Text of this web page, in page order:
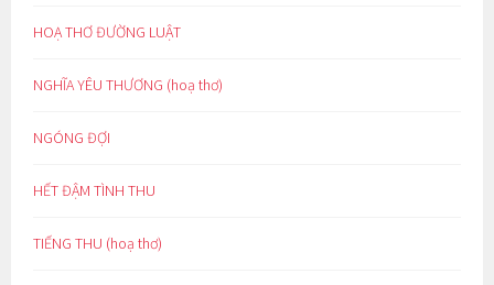
HOẠ THƠ ĐƯỜNG LUẬT
NGHĨA YÊU THƯƠNG (hoạ thơ)
NGÓNG ĐỢI
HẾT ĐẬM TÌNH THU
TIẾNG THU (hoạ thơ)